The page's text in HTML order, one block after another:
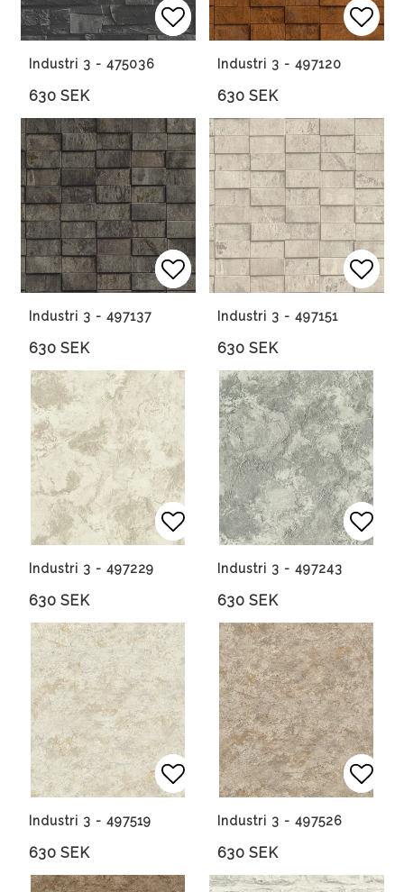
Lägg till i favoritlistan
Lägg till i favoritlistan
Industri 3 - 475036
630 SEK
Industri 3 - 497120
630 SEK
Lägg till i favoritlistan
Lägg till i favoritlistan
Industri 3 - 497137
630 SEK
Industri 3 - 497151
630 SEK
Lägg till i favoritlistan
Lägg till i favoritlistan
Industri 3 - 497229
630 SEK
Industri 3 - 497243
630 SEK
Lägg till i favoritlistan
Lägg till i favoritlistan
Industri 3 - 497519
630 SEK
Industri 3 - 497526
630 SEK